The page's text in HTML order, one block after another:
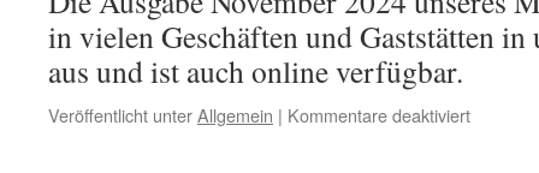
einen
in vielen Geschäften und Gaststätten in
aus und ist auch online verfügbar.
Veröffentlicht unterAllgemein | Kommentare deaktiviertfür